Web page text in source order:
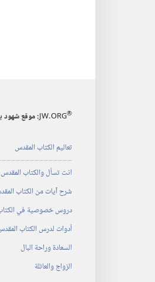
JW.ORG® :‏ موقع شهود
تعاليم الكتاب المقدس
انت تسأل والكتاب
شرح آيات من الكتاب
دروس خصوصية في
أدوات لدرس الكتاب
السعادة وراحة البال
الزواج والعائلة